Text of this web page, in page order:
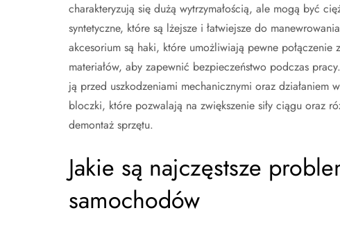
charakteryzują się dużą wytrzymałością, ale mogą być
syntetyczne, które są lżejsze i łatwiejsze do
akcesorium są haki, które umożliwiają pewne
materiałów, aby zapewnić bezpieczeństwo podczas
ją przed uszkodzeniami mechanicznymi oraz działaniem
bloczki, które pozwalają na zwiększenie siły ciągu oraz
demontaż sprzętu.
Jakie są najczęstsze
samochodów